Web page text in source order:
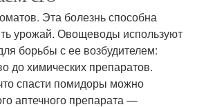
Эта болезнь способна
урожай. Овощеводы используют
борьбы с ее возбудителем:
до химических препаратов.
спасти помидоры можно
аптечного препарата —